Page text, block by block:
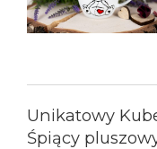
Unikatowy
Śpiący